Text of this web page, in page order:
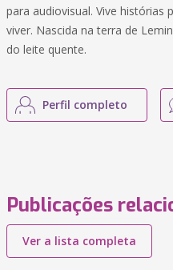
para audiovisual. Vive histórias
viver. Nascida na terra de
do leite quente.
Perfil completo
Publicações
Ver a lista completa